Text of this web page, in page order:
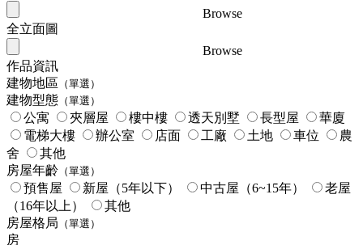
Browse
全立面圖
Browse
作品資訊
建物地區 （單選）
建物型態 （單選）
公寓 夾層屋 樓中樓 透天別墅 長型屋
華廈
電梯大樓
辦公室 店面 工廠 土地 車位
農
舍
其他
房屋年齡 （單選）
預售屋 新屋（5年以下） 中古屋（6~15年）
老屋
（16年以上）
其他
房屋格局 （單選）
房